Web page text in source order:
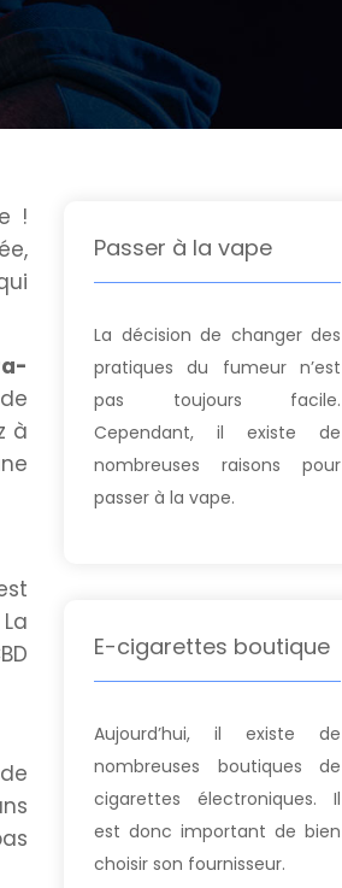
!
à
Passer à la vape
La décision de changer des
pratiques du fumeur n’est
pas toujours facile.
Cependant, il existe de
nombreuses raisons pour
passer à la vape.
E-cigarettes boutique
Aujourd’hui, il existe de
nombreuses boutiques de
cigarettes électroniques. Il
est donc important de bien
choisir son fournisseur.